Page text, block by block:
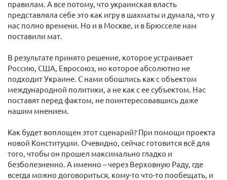
правилам. А все потому, что украинская власть
представляла себе это как игру в шахматы и думала, что у
нас полно времени. Но и в Москве, и в Брюсселе нам
поставили мат.
В результате принято решение, которое устраивает
Россию, США, Евросоюз, но которое абсолютно не
подходит Украине. С нами обошлись как с объектом
международной политики, а не как с ее субъектом. Нас
поставят перед фактом, не поинтересовавшись даже
нашим мнением.
Как будет воплощен этот сценарий? При помощи проекта
новой Конституции. Очевидно, сейчас готовится всё для
того, чтобы он прошел максимально гладко и
безболезненно. А именно – через Верховную Раду, где
всегда можно договориться, кому-то что-то пообещать, и